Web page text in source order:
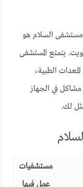
السلام هو
يتمتع المستشفى
الطبية،
في الجهاز
لك.
مستشفيات
عمل فيها